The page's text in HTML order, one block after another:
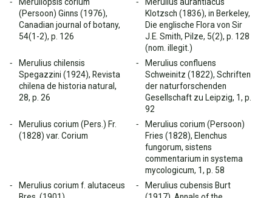
(Persoon) Ginns (1976),
Canadian journal of botany,
54(1-2), p. 126
Klotzsch (1836), in Berkeley,
Die englische Flora von Sir
J.E. Smith, Pilze, 5(2), p. 128
(nom. illegit.)
Merulius chilensis
Spegazzini (1924), Revista
chilena de historia natural,
28, p. 26
Merulius confluens
Schweinitz (1822), Schriften
der naturforschenden
Gesellschaft zu Leipzig, 1, p.
92
Merulius corium (Pers.) Fr.
(1828) var. Corium
Merulius corium (Persoon)
Fries (1828), Elenchus
fungorum, sistens
commentarium in systema
mycologicum, 1, p. 58
Merulius corium f. alutaceus
Merulius cubensis Burt